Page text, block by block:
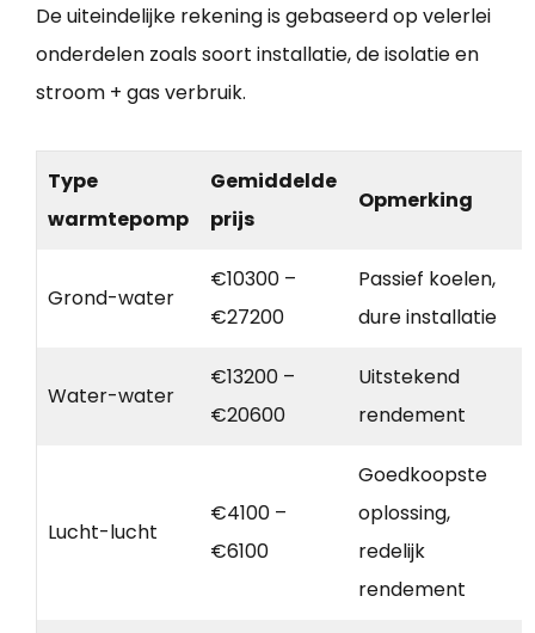
De uiteindelijke rekening is gebaseerd op velerlei
onderdelen zoals soort installatie, de isolatie en
stroom + gas verbruik.
Type
warmtepomp
Gemiddelde
prijs
Opmerking
Grond-water
€10300 –
€27200
Passief koelen,
dure installatie
Water-water
€13200 –
€20600
Uitstekend
rendement
Lucht-lucht
€4100 –
€6100
Goedkoopste
oplossing,
redelijk
rendement